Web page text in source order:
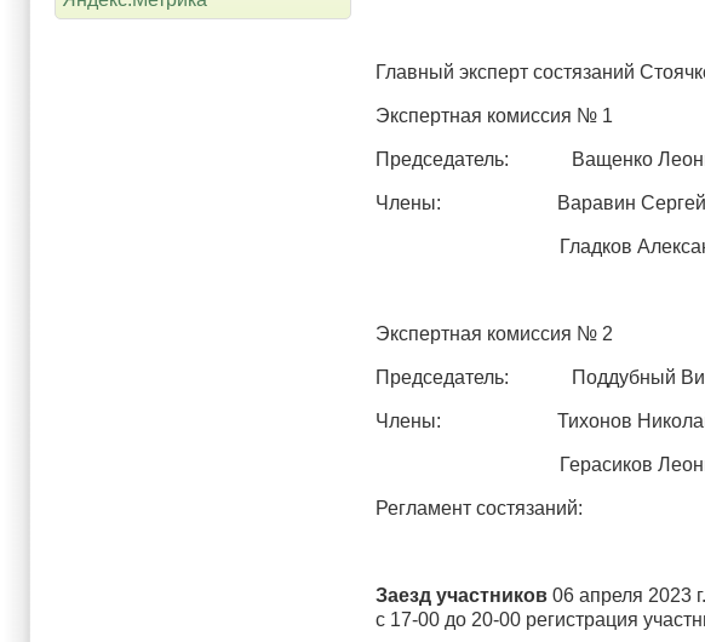
Главный эксперт состязаний
Экспертная комиссия № 1
Председатель: Ващенко Леонид
Члены: Варавин Сергей
Гладков Александр
Экспертная комиссия № 2
Председатель: Поддубный
Члены: Тихонов Николай
Герасиков Леонид
Регламент состязаний:
Заезд участников 06 апреля 2023 г.
с 17-00 до 20-00 регистрация